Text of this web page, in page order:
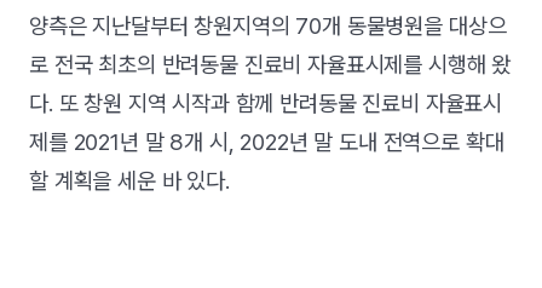
양측은 지난달부터 창원지역의 70개 동물병원을 대상으
로 전국 최초의 반려동물 진료비 자율표시제를 시행해 왔
다. 또 창원 지역 시작과 함께 반려동물 진료비 자율표시
제를 2021년 말 8개 시, 2022년 말 도내 전역으로 확대
할 계획을 세운 바 있다.